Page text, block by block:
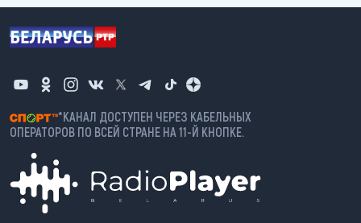
*КАНАЛ ДОСТУПЕН ЧЕРЕЗ КАБЕЛЬНЫХ
ОПЕРАТОРОВ ПО ВСЕЙ СТРАНЕ НА 11-Й КНОПКЕ.